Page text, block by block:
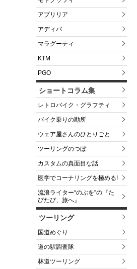
アプリリア
アディバ
マラグーティ
KTM
PGO
ショートコラム集
レトロバイク・グラフティ
バイク乗りの勘所
ウェア屋さんのひとりごと
ツーリングのつぼ
カスタムの真面目な話
医学でコーナリングを極める!
流浪ライター“のぶを”の『た
びたび、旅へ』
ツーリング
国道めぐり
道の駅調査隊
林道ツーリング